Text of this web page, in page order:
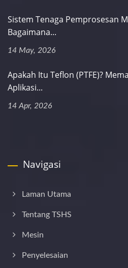
Sistem Tenaga Pemprosesan
Bagaimana...
14 May, 2026
Apakah Itu Teflon (PTFE)?
Aplikasi...
14 Apr, 2026
Navigasi
Laman Utama
Tentang TSHS
Mesin
Penyelesaian